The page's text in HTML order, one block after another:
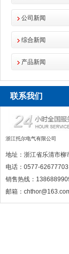
公司新闻
综合新闻
产品新闻
联系我们
浙江托尔电气有限公司
地址：浙江省乐清市柳
电话：0577-62677703
销售热线：
邮箱：